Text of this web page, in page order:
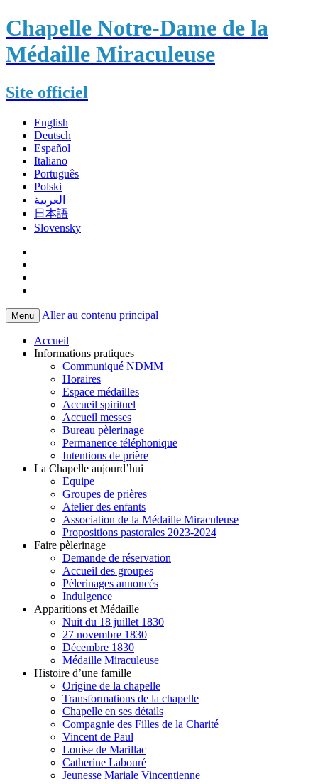
Chapelle Notre-Dame de la
Médaille Miraculeuse
Site officiel
English
Deutsch
Español
Italiano
Português
Polski
العربية
日本語
Slovensky
Menu Aller au contenu principal
Accueil
Informations pratiques
Communiqué NDMM
Horaires
Espace médailles
Accueil spirituel
Accueil messes
Bureau pèlerinage
Permanence téléphonique
Intentions de prière
La Chapelle aujourd’hui
Equipe
Groupes de prières
Atelier des enfants
Association de la Médaille Miraculeuse
Propositions pastorales 2023-2024
Faire pèlerinage
Demande de réservation
Accueil des groupes
Pèlerinages annoncés
Indulgence
Apparitions et Médaille
Nuit du 18 juillet 1830
27 novembre 1830
Décembre 1830
Médaille Miraculeuse
Histoire d’une famille
Origine de la chapelle
Transformations de la chapelle
Chapelle en ses détails
Compagnie des Filles de la Charité
Vincent de Paul
Louise de Marillac
Catherine Labouré
Jeunesse Mariale Vincentienne